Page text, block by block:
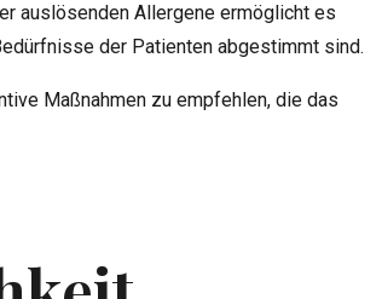
auslösenden Allergene ermöglicht es
der Patienten abgestimmt sind.
Maßnahmen zu empfehlen, die das